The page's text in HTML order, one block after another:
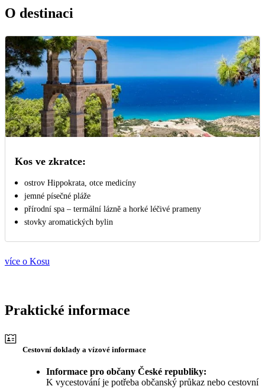
O destinaci
Kos ve zkratce:
ostrov Hippokrata, otce medicíny
jemné písečné pláže
přírodní spa – termální lázně a horké léčivé prameny
stovky aromatických bylin
více o Kosu
Praktické informace
Cestovní doklady a vízové informace
Informace pro občany České republiky:
K vycestování je potřeba občanský průkaz nebo cestovní